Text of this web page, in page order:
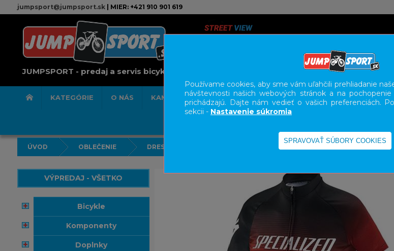
jumpsport@jumpsport.sk| MIER: +421 910 901 619
JUMPSPORT - predaj a servis bicyklov
KATEGÓRIE O NÁS KAMENNÁ PREDAJNA SERVIS SLUŽBY KARIÉRA
ÚVOD OBLEČENIE DRESY
VÝPREDAJ - VŠETKO
bicykle
komponenty
doplnky
Používame cookies, aby sme vám uľahčili prehliadanie
návštevnosti našich webových stránok a na
prichádzajú. Dajte nám vedieť o vašich preferenciách.
sekcii - Nastavenie súkromia